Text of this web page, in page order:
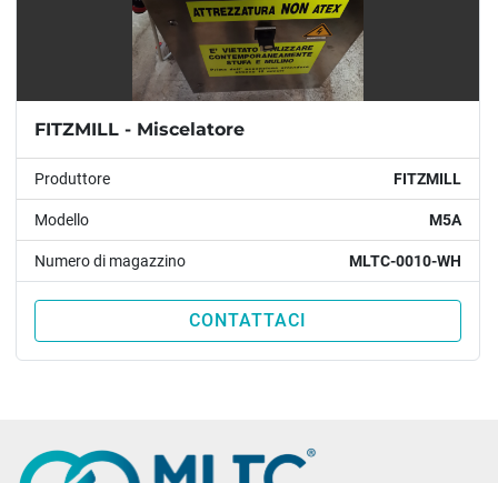
CANCELLA
FITZMILL - Miscelatore
Produttore FITZMILL
Modello M5A
Numero di magazzino MLTC-0010-WH
CONTATTACI